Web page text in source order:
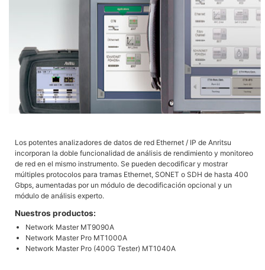
Los potentes analizadores de datos de red Ethernet / IP de Anritsu
incorporan la doble funcionalidad de análisis de rendimiento y monitoreo
de red en el mismo instrumento. Se pueden decodificar y mostrar
múltiples protocolos para tramas Ethernet, SONET o SDH de hasta 400
Gbps, aumentadas por un módulo de decodificación opcional y un
módulo de análisis experto.
Nuestros productos:
Network Master MT9090A
Network Master Pro MT1000A
Network Master Pro (400G Tester) MT1040A